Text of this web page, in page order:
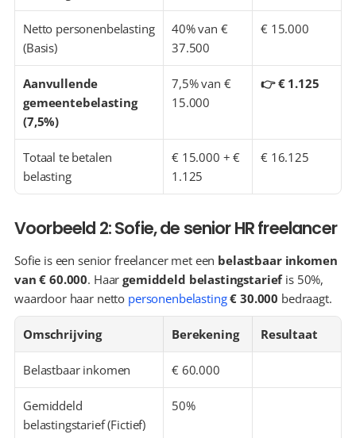
Netto personenbelasting
(Basis)
40% van €
37.500
€ 15.000
Aanvullende
gemeentebelasting
(7,5%)
7,5% van €
15.000
👉 € 1.125
Totaal te betalen
belasting
€ 15.000 + €
1.125
€ 16.125
Voorbeeld 2: Sofie, de senior HR freelancer
Sofie is een senior freelancer met een belastbaar inkomen
van € 60.000. Haar gemiddeld belastingstarief is 50%,
waardoor haar netto personenbelasting€ 30.000 bedraagt.
Omschrijving Berekening Resultaat
Belastbaar inkomen € 60.000
Gemiddeld
belastingstarief (Fictief)
50%